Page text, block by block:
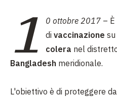
1 0 ottobre 2017 –
di vaccinazione
colera nel
Bangladesh meridionale.
L'obiettivo è di proteggere